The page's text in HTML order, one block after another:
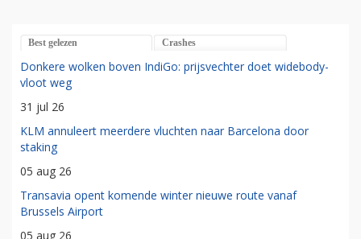
Best gelezen Crashes
Donkere wolken boven IndiGo: prijsvechter doet widebody-
vloot weg
31 jul 26
KLM annuleert meerdere vluchten naar Barcelona door
staking
05 aug 26
Transavia opent komende winter nieuwe route vanaf
Brussels Airport
05 aug 26